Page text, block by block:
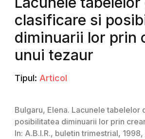
clasificare si
diminuarii lor prin
unui tezaur
Tipul: Articol
Bulgaru, Elena. Lacunele tabelelor
posibilitatea diminuarii lor prin
In: A.B.I.R., buletin trimestrial,